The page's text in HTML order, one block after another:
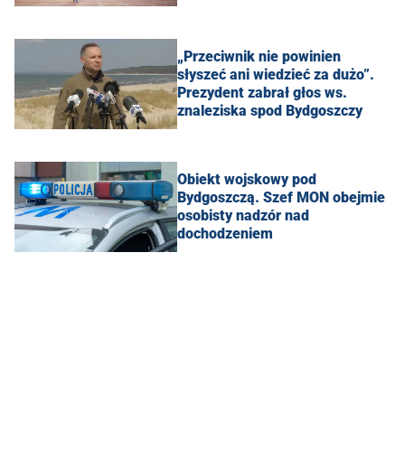
„Przeciwnik nie powinien
słyszeć ani wiedzieć za dużo”.
Prezydent zabrał głos ws.
znaleziska spod Bydgoszczy
Obiekt wojskowy pod
Bydgoszczą. Szef MON obejmie
osobisty nadzór nad
dochodzeniem